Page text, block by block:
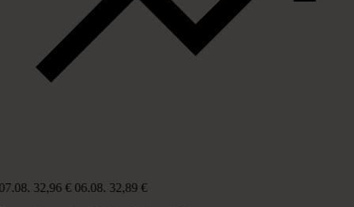
32,96 € 06.08. 32,89 €